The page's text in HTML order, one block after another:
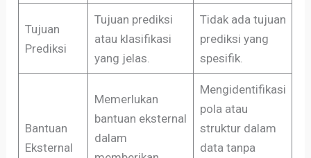
Tujuan
Prediksi
Tujuan prediksi
atau klasifikasi
yang jelas.
Tidak ada tujuan
prediksi yang
spesifik.
Bantuan
Eksternal
Memerlukan
bantuan eksternal
dalam
Mengidentifikasi
pola atau
struktur dalam
data tanpa